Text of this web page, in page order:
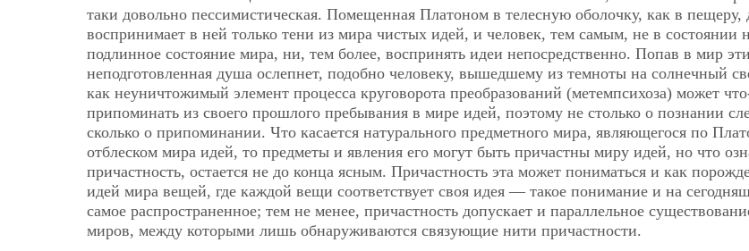
таки довольно пессимистическая. Помещенная Платоном в телесную оболочку, как в пещеру,
воспринимает в ней только тени из мира чистых идей, и человек, тем самым, не в состоянии
подлинное состояние мира, ни, тем более, воспринять идеи непосредственно. Попав в мир
неподготовленная душа ослепнет, подобно человеку, вышедшему из темноты на солнечный
как неуничтожимый элемент процесса круговорота преобразований (метемпсихоза) может
припоминать из своего прошлого пребывания в мире идей, поэтому не столько о познании
сколько о припоминании. Что касается натурального предметного мира, являющегося по
отблеском мира идей, то предметы и явления его могут быть причастны миру идей, но что
причастность, остается не до конца ясным. Причастность эта может пониматься и как
идей мира вещей, где каждой вещи соответствует своя идея — такое понимание и на
самое распространенное; тем не менее, причастность допускает и параллельное
миров, между которыми лишь обнаруживаются связующие нити причастности.